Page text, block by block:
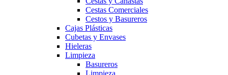
Cestas Comerciales
Cestos y Basureros
Cajas Plásticas
Cubetas y Envases
Hieleras
Limpieza
Basureros
Limpieza